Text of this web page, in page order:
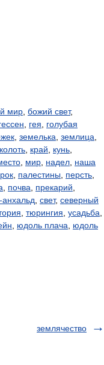
мир божий свет,
гея
голубая
земелька землица
колоть край кунь
мир надел наша
палестины персть
почва прекарий
анхальд свет, северный
тюрингия усадьба
юдоль плача
юдоль
землячество